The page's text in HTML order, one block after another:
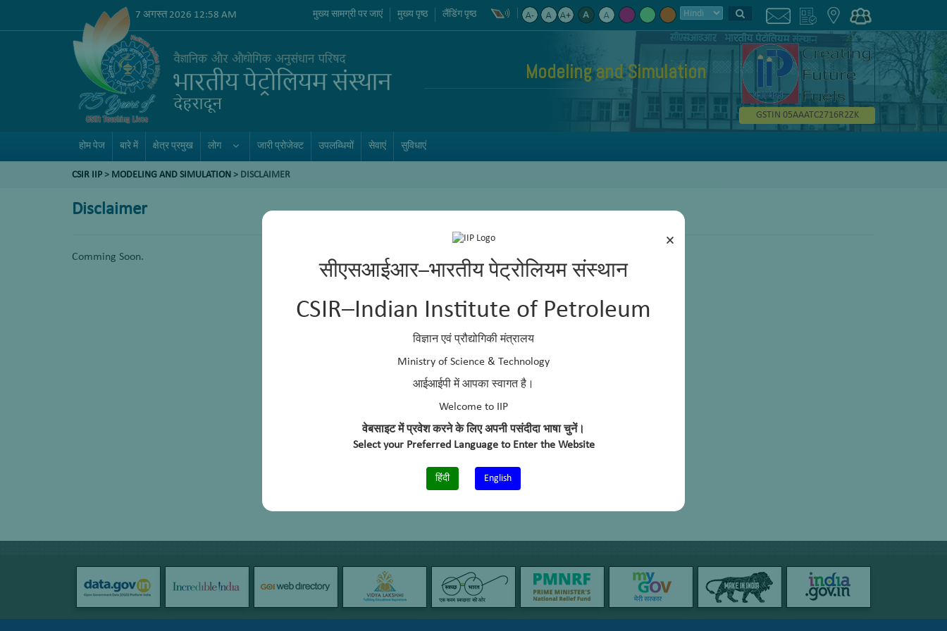
×
सीएसआईआर–भारतीय पेट्रोलियम संस्थान
CSIR–Indian Institute of Petroleum
विज्ञान एवं प्रौद्योगिकी मंत्रालय
Ministry of Science & Technology
आईआईपी में आपका स्वागत है।
Welcome to IIP
वेबसाइट में प्रवेश करने के लिए अपनी पसंदीदा भाषा चुनें।
Select your Preferred Language to Enter the Website
हिंदी English
7 अगस्त 2026 12:58 AM मुख्य सामग्री पर जाएं मुख्य पृष्ठ लैंडिंग पृष्ठ
Modeling and Simulation
GSTIN 05AAATC2716R2ZK
होम पेज बारे में क्षेत्र प्रमुख लोग जारी प्रोजेक्ट उपलब्धियों सेवाएं सुविधाएं
CSIR IIP > MODELING AND SIMULATION > DISCLAIMER
Disclaimer
Comming Soon.